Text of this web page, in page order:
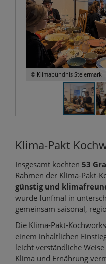
© Klimabündnis Steiermark
Klima-Pakt
Insgesamt kochten 53
Rahmen der Klima-Pakt-
günstig und
wurde fünfmal in
gemeinsam saisonal,
Die Klima-Pakt-
einem inhaltlichen
leicht verständliche
Klima und Ernährung